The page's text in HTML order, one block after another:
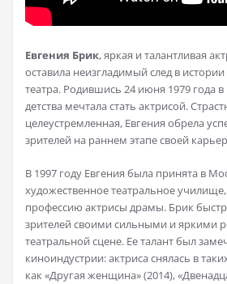
Евгения Брик, яркая и талантливая
оставила неизгладимый след в
театра. Родившись 24 июня 1979 года
детства мечтала стать актрисой.
целеустремленная, Евгения обрела
зрителей на раннем этапе своей
В 1997 году Евгения была принята в
художественное театральное
профессию актрисы драмы. Брик
зрителей своими сильными и яркими
театральной сцене. Ее талант был
киноиндустрии: актриса снялась в
как «Другая женщина» (2014),